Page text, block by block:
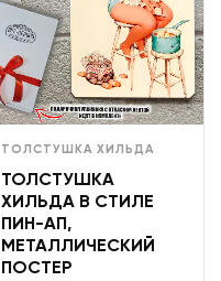
ТОЛСТУШКА ХИЛЬДА
ТОЛСТУШКА
ХИЛЬДА В СТИЛЕ
ПИН-АП,
МЕТАЛЛИЧЕСКИЙ
ПОСТЕР